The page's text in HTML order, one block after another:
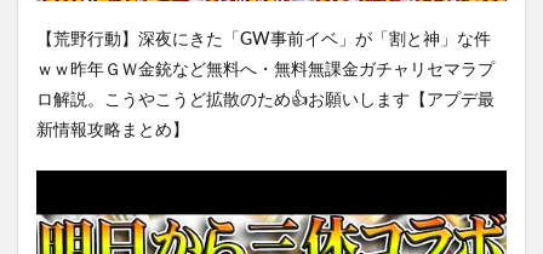
【荒野行動】深夜にきた「GW事前イベ」が「割と神」な件
ｗｗ昨年ＧＷ金銃など無料へ・無料無課金ガチャリセマラプ
ロ解説。こうやこうど拡散のため👍お願いします【アプデ最
新情報攻略まとめ】